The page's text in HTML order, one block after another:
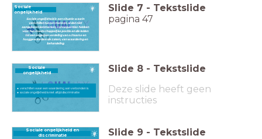
Sociale
ongelijkheid
Sociale ongelijkheid is een situatie waarin
verschillen tussen mensen, al dan niet
aangeboren kenmerken, consequenties hebben
voor hun maatschappelijke positie en die leiden
tot een ongelijke verdeling van schaarse en
hooggewaardeerde zaken, van waardering en
behandeling.
Slide 7 - Tekstslide
pagina 47
Sociale
ongelijkheid
verschillen waar een waardering aan verbonden is
sociale ongelijkheid is niet altijd discriminatie
Slide 8 - Tekstslide
Deze slide heeft geen
instructies
Sociale ongelijkheid en
discriminatie
Slide 9 - Tekstslide